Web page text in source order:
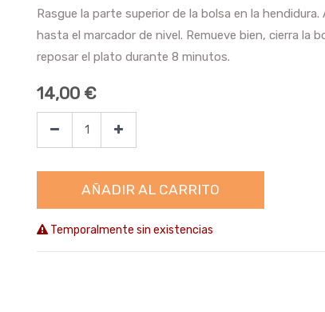
Rasgue la parte superior de la bolsa en la
hasta el marcador de nivel. Remueve bien, cierra la
reposar el plato durante 8 minutos.
14,00 €
AÑADIR AL CARRITO
Temporalmente sin existencias